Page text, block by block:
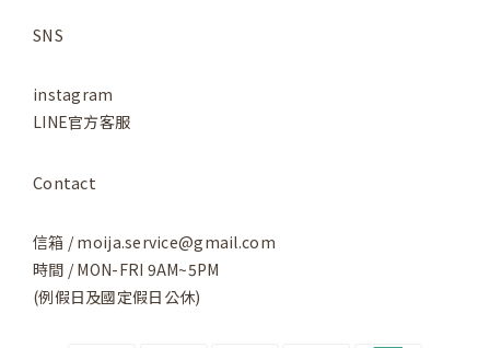
SNS
instagram
LINE官方客服
Contact
信箱 / moija.service@gmail.com
時間 / MON-FRI 9AM~5PM
(例假日及國定假日公休)